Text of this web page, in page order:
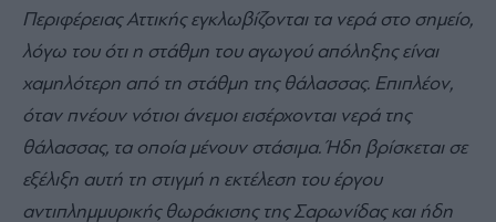
Περιφέρειας Αττικής εγκλωβίζονται τα νερά στο σημείο,
λόγω του ότι η στάθμη του αγωγού απόληξης είναι
χαμηλότερη από τη στάθμη της θάλασσας. Επιπλέον,
όταν πνέουν νότιοι άνεμοι εισέρχονται νερά της
θάλασσας, τα οποία μένουν στάσιμα. Ήδη βρίσκεται σε
εξέλιξη αυτή τη στιγμή η εκτέλεση του έργου
αντιπλημμυρικής θωράκισης της Σαρωνίδας και ήδη